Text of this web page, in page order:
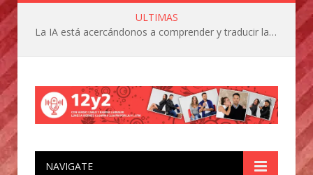
ULTIMAS
La IA está acercándonos a comprender y traducir las vocalizaciones y comportamientos de nuestras mascotas
NAVIGATE